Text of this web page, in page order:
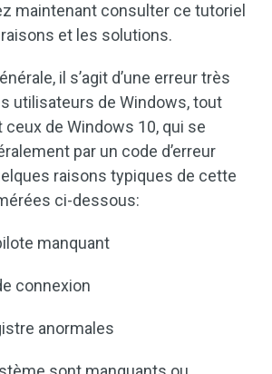
maintenant consulter ce tutoriel
et les solutions.
il s’agit d’une erreur très
utilisateurs de Windows, tout
de Windows 10, qui se
par un code d’erreur
raisons typiques de cette
ci-dessous:
manquant
connexion
anormales